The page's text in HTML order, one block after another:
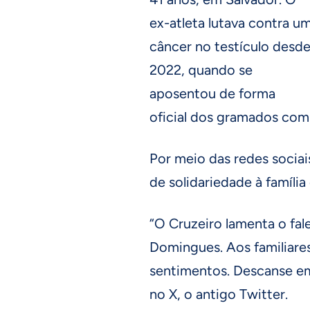
ex-atleta lutava contra
câncer no testículo desde
2022, quando se
aposentou de forma
oficial dos gramados
Por meio das redes
de solidariedade à
“O Cruzeiro lamenta o
Domingues. Aos
sentimentos. Descanse
no X, o antigo Twitter.